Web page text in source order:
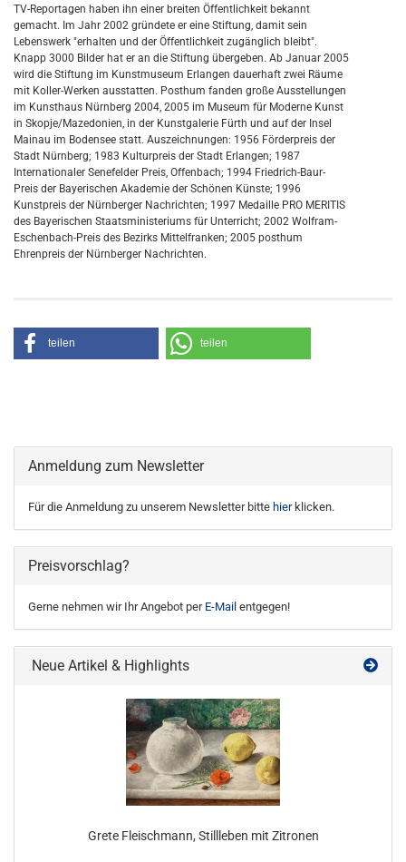
TV-Reportagen haben ihn einer breiten Öffentlichkeit bekannt
gemacht. Im Jahr 2002 gründete er eine Stiftung, damit sein
Lebenswerk "erhalten und der Öffentlichkeit zugänglich bleibt".
Knapp 3000 Bilder hat er an die Stiftung übergeben. Ab Januar 2005
wird die Stiftung im Kunstmuseum Erlangen dauerhaft zwei Räume
mit Koller-Werken ausstatten. Posthum fanden große Ausstellungen
im Kunsthaus Nürnberg 2004, 2005 im Museum für Moderne Kunst
in Skopje/Mazedonien, in der Kunstgalerie Fürth und auf der Insel
Mainau im Bodensee statt. Auszeichnungen: 1956 Förderpreis der
Stadt Nürnberg; 1983 Kulturpreis der Stadt Erlangen; 1987
Internationaler Senefelder Preis, Offenbach; 1994 Friedrich-Baur-
Preis der Bayerischen Akademie der Schönen Künste; 1996
Kunstpreis der Nürnberger Nachrichten; 1997 Medaille PRO MERITIS
des Bayerischen Staatsministeriums für Unterricht; 2002 Wolfram-
Eschenbach-Preis des Bezirks Mittelfranken; 2005 posthum
Ehrenpreis der Nürnberger Nachrichten.
teilen teilen
Anmeldung zum Newsletter
Für die Anmeldung zu unserem Newsletter bitte hierklicken.
Preisvorschlag?
Gerne nehmen wir Ihr Angebot per E-Mail entgegen!
Neue Artikel & Highlights
Grete Fleischmann, Stillleben mit Zitronen